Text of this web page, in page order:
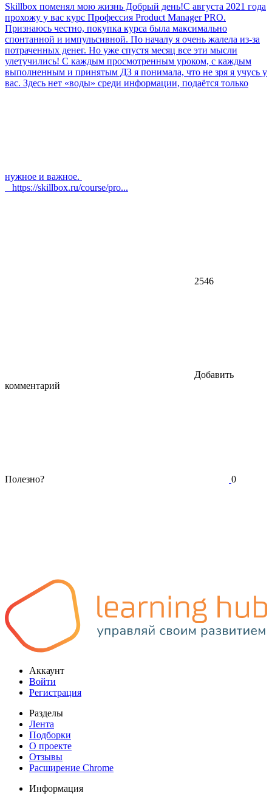
Skillbox поменял мою жизнь Добрый день!С августа 2021 года
прохожу у вас курс Профессия Product Manager PRO.
Признаюсь честно, покупка курса была максимально
спонтанной и импульсивной. По началу я очень жалела из-за
потраченных денег. Но уже спустя месяц все эти мысли
улетучились! С каждым просмотренным уроком, с каждым
выполненным и принятым ДЗ я понимала, что не зря я учусь у
вас. Здесь нет «воды» среди информации, подаётся только
нужное и важное.
https://skillbox.ru/course/pro...
2546
Добавить
комментарий
Полезно? 0
Аккаунт
Войти
Регистрация
Разделы
Лента
Подборки
О проекте
Отзывы
Расширение Chrome
Информация